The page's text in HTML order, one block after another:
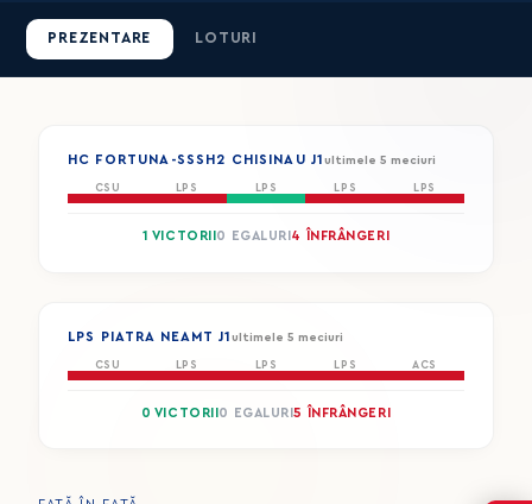
PREZENTARE LOTURI
HC FORTUNA-SSSH2 CHISINAU J1ultimele 5 meciuri
CSU LPS LPS LPS LPS
1 VICTORII 0 EGALURI 4 ÎNFRÂNGERI
LPS PIATRA NEAMT J1 ultimele 5 meciuri
CSU LPS LPS LPS ACS
0 VICTORII 0 EGALURI5 ÎNFRÂNGERI